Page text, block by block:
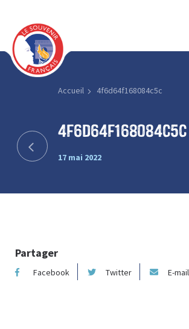
Accueil 4f6d64f168084c5c
4f6d64f168084c5c
17 mai 2022
Partager
Facebook Twitter E-mail